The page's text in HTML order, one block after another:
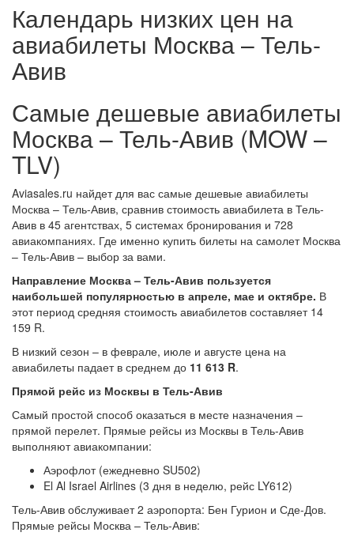
Календарь низких цен на
авиабилеты Москва – Тель-
Авив
Самые дешевые авиабилеты
Москва – Тель-Авив (MOW –
TLV)
Aviasales.ru найдет для вас самые дешевые авиабилеты
Москва – Тель-Авив, сравнив стоимость авиабилета в Тель-
Авив в 45 агентствах, 5 системах бронирования и 728
авиакомпаниях. Где именно купить билеты на самолет Москва
– Тель-Авив – выбор за вами.
Направление Москва – Тель-Авив пользуется
наибольшей популярностью в апреле, мае и октябре. В
этот период средняя стоимость авиабилетов составляет 14
159 R.
В низкий сезон – в феврале, июле и августе цена на
авиабилеты падает в среднем до 11 613 R.
Прямой рейс из Москвы в Тель-Авив
Самый простой способ оказаться в месте назначения –
прямой перелет. Прямые рейсы из Москвы в Тель-Авив
выполняют авиакомпании:
Аэрофлот (ежедневно SU502)
El Al Israel Airlines (3 дня в неделю, рейс LY612)
Тель-Авив обслуживает 2 аэропорта: Бен Гурион и Сде-Дов.
Прямые рейсы Москва – Тель-Авив: